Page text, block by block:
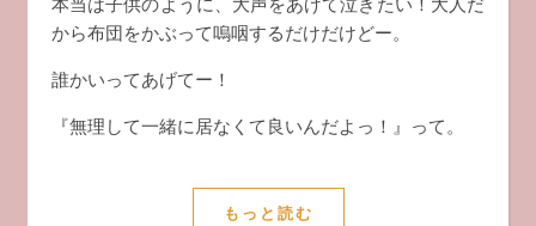
から布団をかぶって嗚咽するだけだけどー。
誰かいってあげてー！
『無理して一緒に居なくて良いんだよっ！』って。
もっと読む